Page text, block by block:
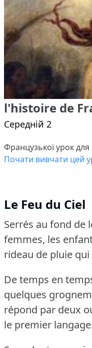
l'histoire de
Середній 2
Французької урок
Почати вивчати цей
Le Feu du Ciel
Serrés au fond de
femmes, les
rideau de pluie qui
De temps en
quelques
répond par deux
le premier